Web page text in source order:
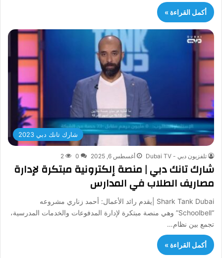
أكمل القراءة »
شارك تانك دبي 2023
تلفزيون دبي - Dubai TV أغسطس 6, 2025 0
2
شارك تانك دبي | منصة إلكترونية مبتكرة لإدارة
مصاريف الطلاب في المدارس
Shark Tank Dubai |يقدم رائد الأعمال: أحمد زناري مشروعه
“Schoolbell” وهي منصة مبتكرة لإدارة المدفوعات والخدمات المدرسية،
تجمع بين نظام…
أكمل القراءة »